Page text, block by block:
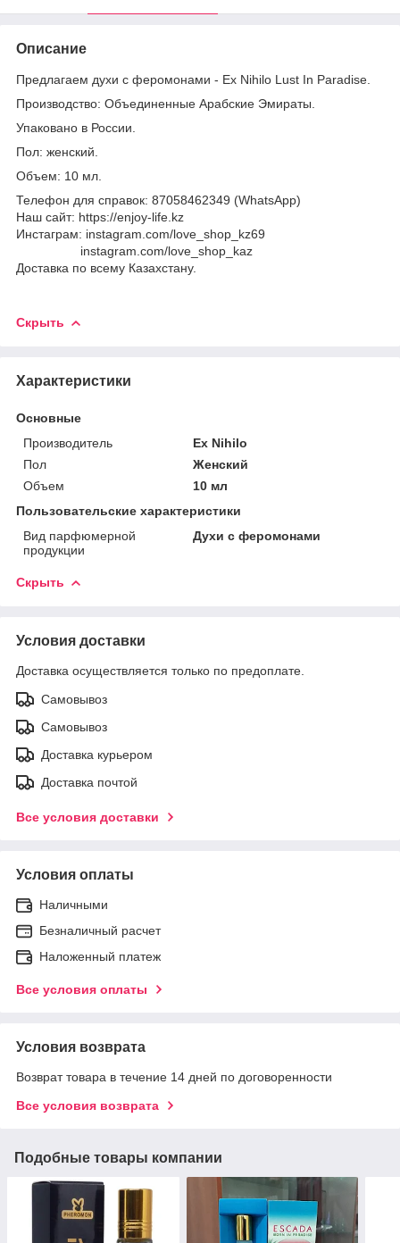
Описание
Предлагаем духи с феромонами - Ex Nihilo Lust In Paradise.
Производство: Объединенные Арабские Эмираты.
Упаковано в России.
Пол: женский.
Объем: 10 мл.
Телефон для справок: 87058462349 (WhatsApp)
Наш сайт: https://enjoy-life.kz
Инстаграм: instagram.com/love_shop_kz69
instagram.com/love_shop_kaz
Доставка по всему Казахстану.
Скрыть
Характеристики
Основные
Производитель
Ex Nihilo
Пол
Женский
Объем
10 мл
Пользовательские характеристики
Вид парфюмерной
продукции
Духи с феромонами
Скрыть
Условия доставки
Доставка осуществляется только по предоплате.
Самовывоз
Самовывоз
Доставка курьером
Доставка почтой
Все условия доставки
Условия оплаты
Наличными
Безналичный расчет
Наложенный платеж
Все условия оплаты
Условия возврата
Возврат товара в течение 14 дней по договоренности
Все условия возврата
Подобные товары компании